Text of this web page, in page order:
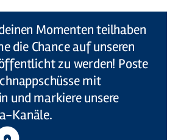
Momenten teilhaben
die Chance auf unseren
zu werden! Poste
mit
und markiere unsere
Kanäle.